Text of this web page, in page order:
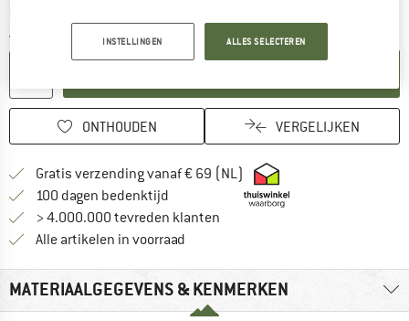
Aantal:
ONTHOUDEN VERGELIJKEN
Gratis verzending vanaf € 69 (NL) Vind hier de
100 dagen bedenktijd Vind de betalingsinformatie hier!
> 4.000.000 tevreden klanten
Alle artikelen in voorraad
MATERIAALGEGEVENS & KENMERKEN
INSTELLINGEN ALLES SELECTEREN